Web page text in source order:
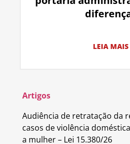
LEIA MAIS
Artigos
Audiência de retratação da
casos de violência
a mulher – Lei 15.380/26